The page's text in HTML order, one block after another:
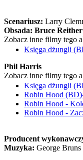
Scenariusz: Larry
Obsada: Bruce
Zobacz inne filmy tego
Księga dżungli
Phil Harris
Zobacz inne filmy tego
Księga dżungli
Robin Hood
Robin Hood -
Robin Hood -
Producent
Muzyka: George Bruns